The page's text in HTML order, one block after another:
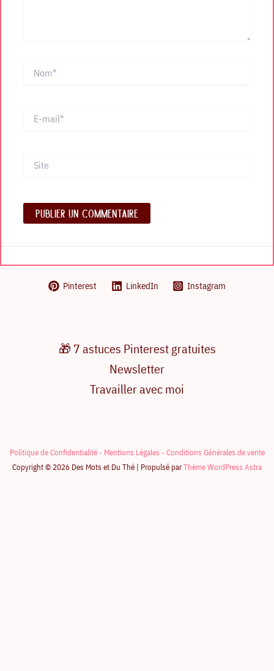
mail*
Pinterest LinkedIn Instagram
🎁 7 astuces Pinterest gratuites
Newsletter
Travailler avec moi
Politique de Confidentialité - Mentions Légales - Conditions Générales de vente
Copyright © 2026 Des Mots et Du Thé | Propulsé parThème WordPress Astra